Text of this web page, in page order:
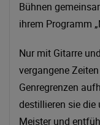
Bühnen
ihrem Programm
Nur mit Gitarre
vergangene
Genregrenzen
destillieren sie die
Meister und